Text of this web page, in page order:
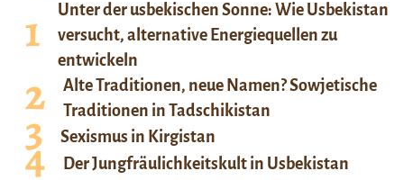
Unter der usbekischen Sonne: Wie Usbekistan
versucht, alternative Energiequellen zu
entwickeln
Alte Traditionen, neue Namen? Sowjetische
Traditionen in Tadschikistan
Sexismus in Kirgistan
Der Jungfräulichkeitskult in Usbekistan